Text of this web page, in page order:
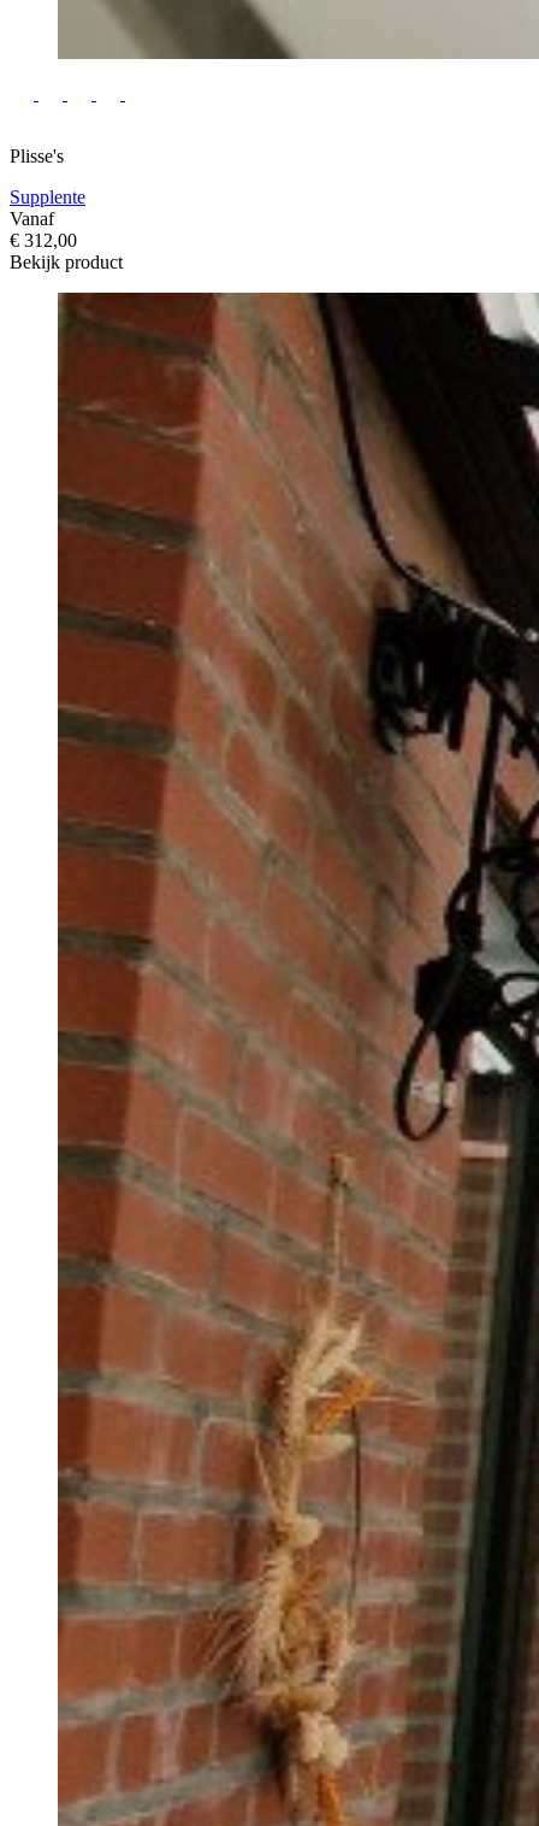
Plisse's
Supplente
Vanaf
€ 312,00
Bekijk product